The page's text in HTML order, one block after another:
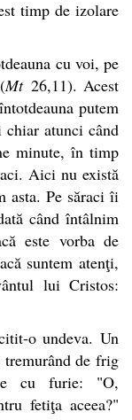
timp de izolare
cu voi, pe
Mt26,11). Acest
putem
atunci când
minute, în timp
Aici nu există
asta. Pe săraci îi
când întâlnim
este vorba de
suntem atenţi,
lui Cristos:
o undeva. Un
de frig
cu furie: "O,
fetiţa aceea?"